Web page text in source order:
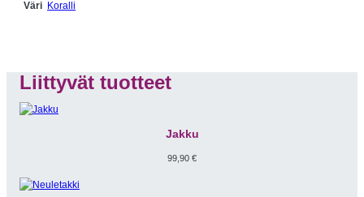
Väri Koralli
Liittyvät tuotteet
Jakku
99,90 €